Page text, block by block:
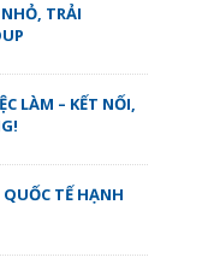
TRẢI
LÀM – KẾT NỐI,
TẾ HẠNH